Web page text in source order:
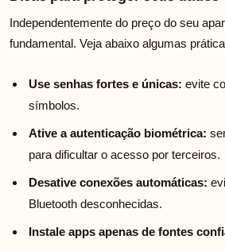
Independentemente do preço do seu
fundamental. Veja abaixo algumas
Use senhas fortes e únicas: evite
símbolos.
Ative a autenticação biométrica:
para dificultar o acesso por terceiros.
Desative conexões automáticas:
Bluetooth desconhecidas.
Instale apps apenas de fontes